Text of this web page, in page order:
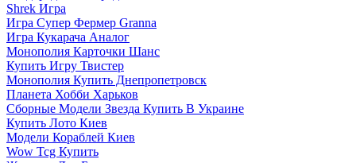
Shrek Игра
Игра Супер Фермер Granna
Игра Кукарача Аналог
Монополия Карточки Шанс
Купить Игру Твистер
Монополия Купить Днепропетровск
Планета Хобби Харьков
Сборные Модели Звезда Купить В Украине
Купить Лото Киев
Модели Кораблей Киев
Wow Tcg Купить